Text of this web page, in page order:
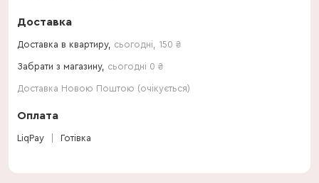
Доставка
Доставка в квартиру, сьогодні 150 ₴
Забрати з магазину, сьогодні 0 ₴
Доставка Новою Поштою (очікується)
Оплата
LiqPay Готівка